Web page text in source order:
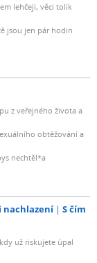
lehčeji, věci tolik
jsou jen pár hodin
z veřejného života a
obtěžování a
nechtěl*a
nachlazení
S čím
už riskujete úpal